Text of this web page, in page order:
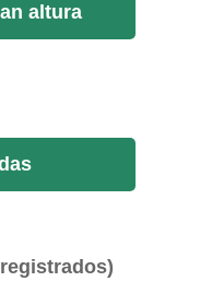
altura